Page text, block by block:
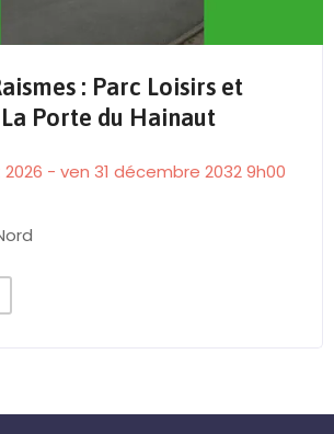
: Parc Loisirs et
Porte du Hainaut
- ven 31 décembre 2032 9h00